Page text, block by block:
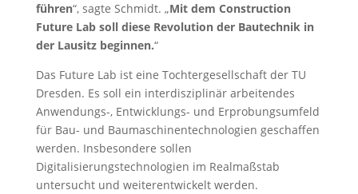
führen“, sagte Schmidt. „Mit dem Construction
Future Lab soll diese Revolution der Bautechnik in
der Lausitz beginnen.“
Das Future Lab ist eine Tochtergesellschaft der TU
Dresden. Es soll ein interdisziplinär arbeitendes
Anwendungs-, Entwicklungs- und Erprobungsumfeld
für Bau- und Baumaschinentechnologien geschaffen
werden. Insbesondere sollen
Digitalisierungstechnologien im Realmaßstab
untersucht und weiterentwickelt werden.